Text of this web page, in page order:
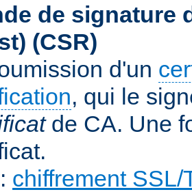
de signature
(CSR)
d'un
, qui le
de CA. Une
chiffrement SSL/